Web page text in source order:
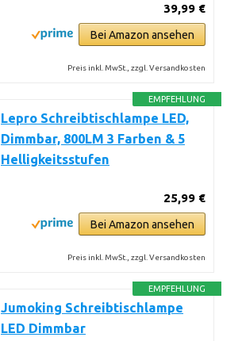
39,99 €
Bei Amazon ansehen
Preis inkl. MwSt., zzgl. Versandkosten
EMPFEHLUNG
Lepro Schreibtischlampe LED,
Dimmbar, 800LM 3 Farben & 5
Helligkeitsstufen
25,99 €
Bei Amazon ansehen
Preis inkl. MwSt., zzgl. Versandkosten
EMPFEHLUNG
Jumoking Schreibtischlampe
LED Dimmbar